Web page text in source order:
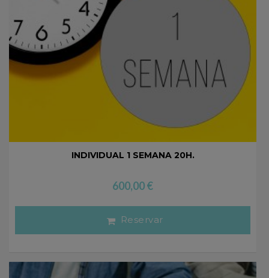
INDIVIDUAL 1 SEMANA 20H.
600,00€
Reservar